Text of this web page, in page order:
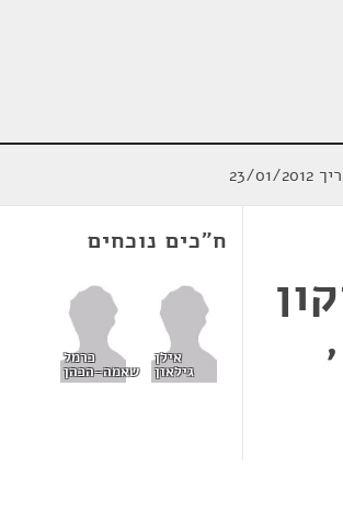
ח"כים נוכחים
אילן
גילאון
כרמל
שאמה-הכהן